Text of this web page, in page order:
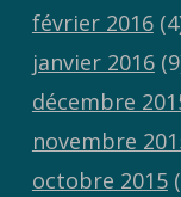
février 2016
janvier 2016
décembre
novembre
octobre 2015